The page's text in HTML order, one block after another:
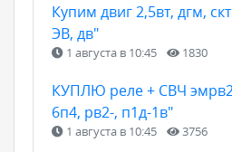
Купим двиг 2,5вт, дгм,
ЭВ, дв"
1 августа в 10:45 1830
КУПЛЮ реле + СВЧ
6п4, рв2-, п1д-1в"
1 августа в 10:45 3756